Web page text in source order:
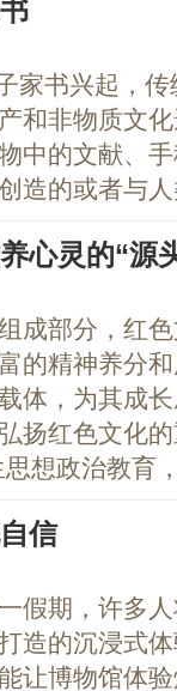
家书兴起，
和非物质文
中的文献、
造的或者与
心灵的“源
成部分，红
的精神养分
体，为其成
扬红色文化
想政治教育
信
假期，许多
造的沉浸式
让博物馆体